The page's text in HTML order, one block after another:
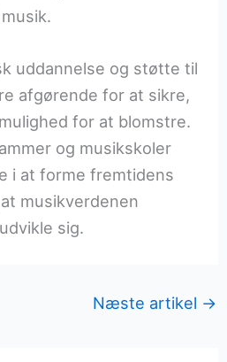
uddannelse og støtte til
afgørende for at sikre,
for at blomstre.
og musikskoler
i at forme fremtidens
musikverdenen
sig.
Næste artikel →